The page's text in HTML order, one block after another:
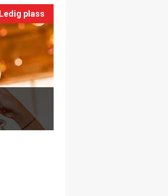
Ledig plass